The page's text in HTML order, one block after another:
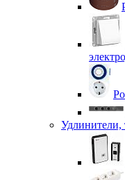
Удлинители,